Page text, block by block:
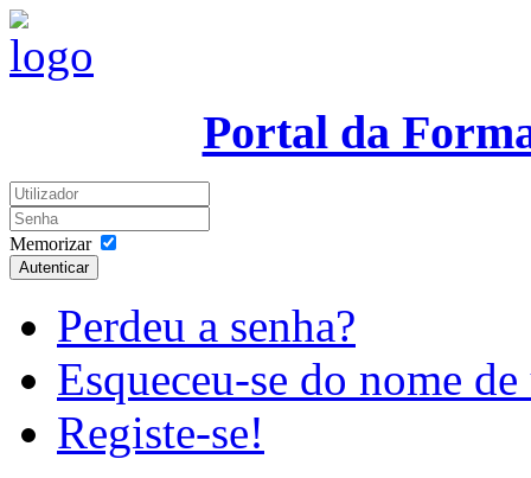
Portal da
Memorizar
Autenticar
Perdeu a senha?
Esqueceu-se do nome
Registe-se!